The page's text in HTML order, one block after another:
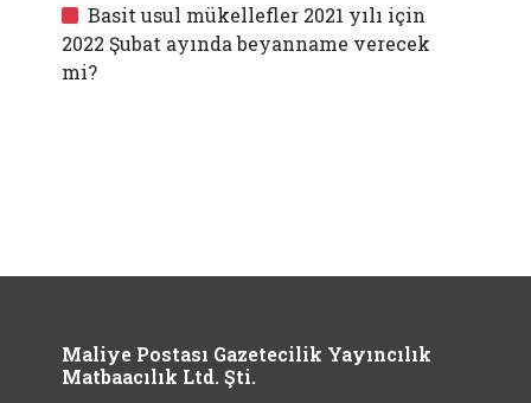
Basit usul mükellefler 2021 yılı için
2022 Şubat ayında beyanname verecek
mi?
Maliye Postası Gazetecilik Yayıncılık
Matbaacılık Ltd. Şti.